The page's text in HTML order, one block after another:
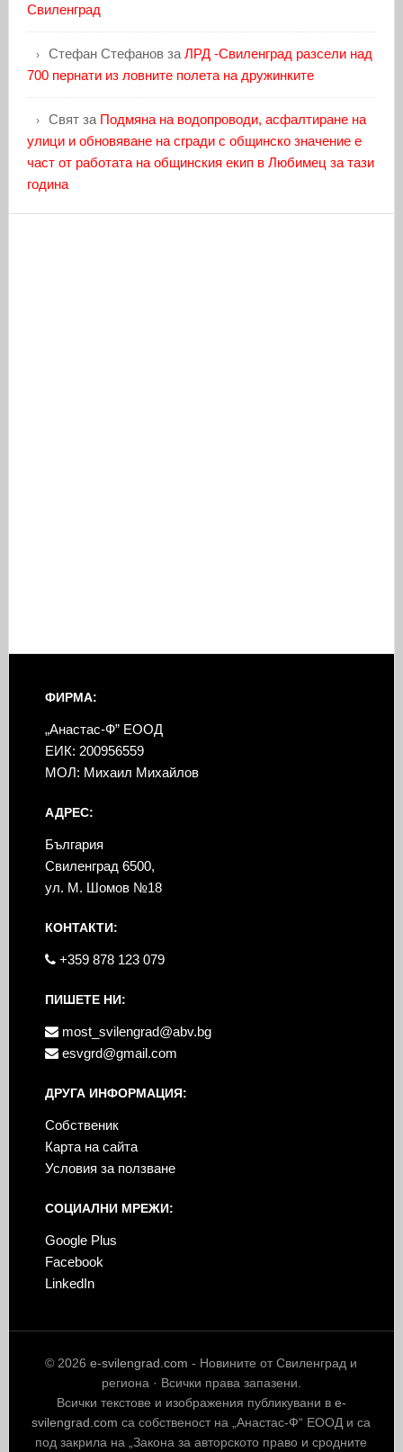
Свиленград
Стефан Стефановза ЛРД -Свиленград разсели над
700 пернати из ловните полета на дружинките
Святза Подмяна на водопроводи, асфалтиране на
улици и обновяване на сгради с общинско значение е
част от работата на общинския екип в Любимец за тази
година
ФИРМА:
„Анастас-Ф” ЕООД
ЕИК: 200956559
МОЛ: Михаил Михайлов
АДРЕС:
България
Свиленград 6500,
ул. М. Шомов №18
КОНТАКТИ:
+359 878 123 079
ПИШЕТЕ НИ:
most_svilengrad@abv.bg
esvgrd@gmail.com
ДРУГА ИНФОРМАЦИЯ:
Собственик
Карта на сайта
Условия за ползване
СОЦИАЛНИ МРЕЖИ:
Google Plus
Facebook
LinkedIn
© 2026e-svilengrad.com - Новините от Свиленград и
региона · Всички права запазени.
Всички текстове и изображения публикувани в e-
svilengrad.com са собственост на „Анастас-Ф“ ЕООД и са
под закрила на „Закона за авторското право и сродните